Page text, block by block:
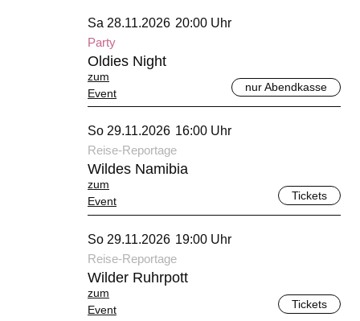
November 2026
Sa 28.11.2026 20:00 Uhr
Party
nur Abendkasse
Oldies Night
zum
Event
November 2026
So 29.11.2026 16:00 Uhr
Reise-Reportage
Tickets
Wildes Namibia
zum
Event
November 2026
So 29.11.2026 19:00 Uhr
Reise-Reportage
Tickets
Wilder Ruhrpott
zum
Event